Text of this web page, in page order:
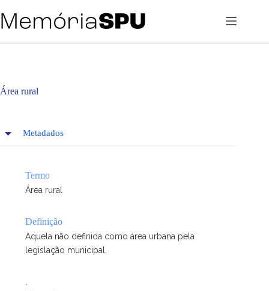
para
o
Área rural
Metadados
Termo
Área rural
Definição
Aquela não definida como área urbana pela
legislação municipal.
.